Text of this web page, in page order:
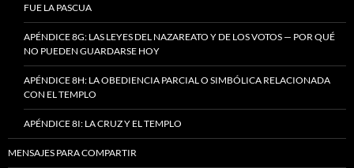
FUE LA PASCUA
APÉNDICE 8G: LAS LEYES DEL NAZAREATO Y DE LOS VOTOS — POR QUÉ
NO PUEDEN GUARDARSE HOY
APÉNDICE 8H: LA OBEDIENCIA PARCIAL O SIMBÓLICA RELACIONADA
CON EL TEMPLO
APÉNDICE 8I: LA CRUZ Y EL TEMPLO
MENSAJES PARA COMPARTIR